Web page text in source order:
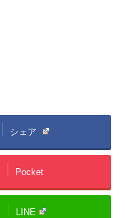
シェア
Pocket
LINE